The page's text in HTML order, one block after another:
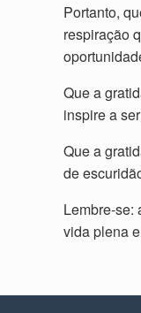
Portanto,
respiração
Que a
inspire a
Que a
de
Lembre-se:
vida plena